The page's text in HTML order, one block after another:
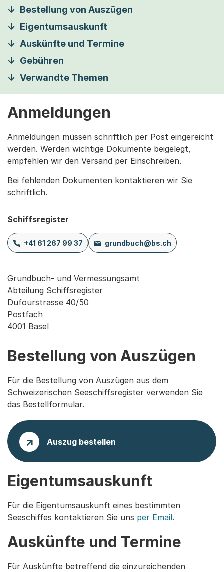
Bestellung von Auszügen
Eigentumsauskunft
Auskünfte und Termine
Gebühren
Verwandte Themen
Anmeldungen
Anmeldungen müssen schriftlich per Post eingereicht
werden. Werden wichtige Dokumente beigelegt,
empfehlen wir den Versand per Einschreiben.
Bei fehlenden Dokumenten kontaktieren wir Sie
schriftlich.
Schiffsregister
+41 61 267 99 37 grundbuch@bs.ch
Grundbuch- und Vermessungsamt
Abteilung Schiffsregister
Dufourstrasse 40/50
Postfach
4001 Basel
Bestellung von Auszügen
Für die Bestellung von Auszügen aus dem
Schweizerischen Seeschiffsregister verwenden Sie
das Bestellformular.
Auszug bestellen
Eigentumsauskunft
Für die Eigentumsauskunft eines bestimmten
Seeschiffes kontaktieren Sie uns per Email.
Auskünfte und Termine
Für Auskünfte betreffend die einzureichenden